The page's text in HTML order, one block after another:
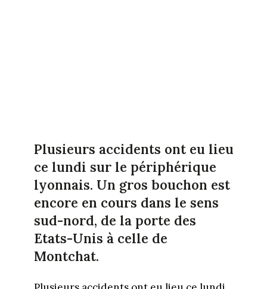
Plusieurs accidents ont eu lieu
ce lundi sur le périphérique
lyonnais. Un gros bouchon est
encore en cours dans le sens
sud-nord, de la porte des
Etats-Unis à celle de
Montchat.